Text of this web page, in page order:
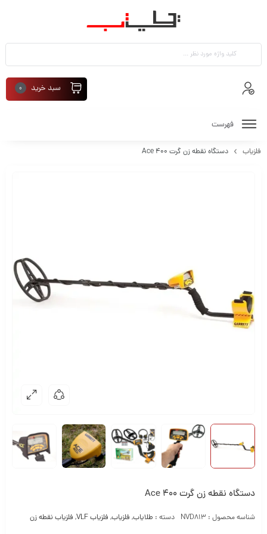
سبد خرید 0
فهرست
فلزیاب دستگاه نقطه زن گرت Ace 400
دستگاه نقطه زن گرت Ace 400
شناسه محصول : NVD813 دسته : طلایاب, فلزیاب, فلزیاب VLF , فلزیاب نقطه زن